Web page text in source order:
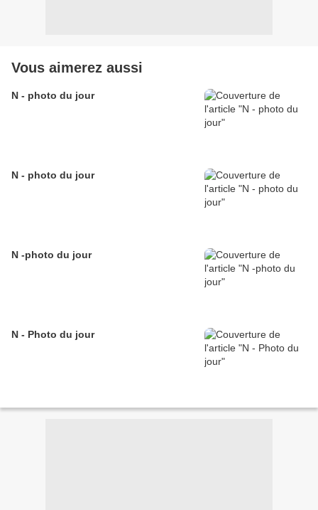
Vous aimerez aussi
N - photo du jour
N - photo du jour
N -photo du jour
N - Photo du jour